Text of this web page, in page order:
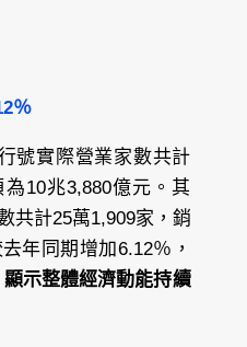
％
號實際營業家數共計
10兆3,880億元。其
共計25萬1,909家，銷
年同期增加6.12％，
顯示整體經濟動能持續